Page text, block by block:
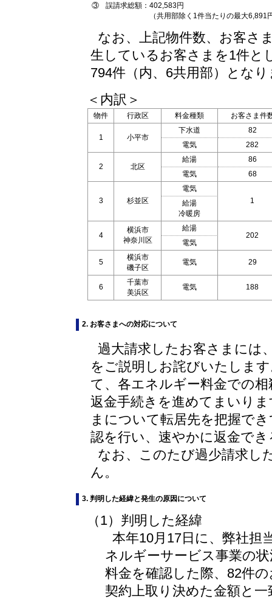
③
誤請求総額：402,583円
（共用部除く1件当たりの最大
なお、上記物件数、お客さ
生しているお客さまを1件と
794件（内、6共用部）とな
＜内訳＞
物件 行政区 料金種類 お客さま件
1 小平市
下水道
82
電気
282
2 北区
給湯
86
電気
68
3 杉並区
電気
1
給湯
冷暖房
4
横浜市
神奈川区
給湯
202
電気
5
横浜市
磯子区
電気 29
6
千葉市
美浜区
電気 188
2. お客さまへの対応について
過大請求したお客さまには
をご説明しお詫びいたしま
て、各エネルギー料金での
返金手続きを進めてまいり
まについて転居先を把握で
認を行い、速やかに返金で
なお、このたび過少請求し
ん。
3. 判明した経緯と発生の原因について
（1）判明した経緯
本年10月17日に、弊社担
ネルギーサービス事業の
料金を確認した際、82件
契約上取り決めた金額と